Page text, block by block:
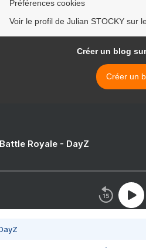
Préférences cookies
Voir le profil de Julian STOCKY sur
Créer un blog
Créer un
Royale - DayZ